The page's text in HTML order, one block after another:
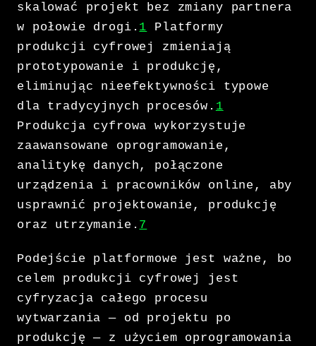
skalować projekt bez zmiany partnera
w połowie drogi. 1 Platformy
produkcji cyfrowej zmieniają
prototypowanie i produkcję,
eliminując nieefektywności typowe
dla tradycyjnych procesów. 1
Produkcja cyfrowa wykorzystuje
zaawansowane oprogramowanie,
analitykę danych, połączone
urządzenia i pracowników online, aby
usprawnić projektowanie, produkcję
oraz utrzymanie. 7
Podejście platformowe jest ważne, bo
celem produkcji cyfrowej jest
cyfryzacja całego procesu
wytwarzania — od projektu po
produkcję — z użyciem oprogramowania